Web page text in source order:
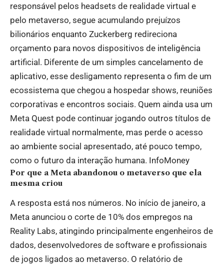
responsável pelos headsets de realidade virtual e
pelo metaverso, segue acumulando prejuízos
bilionários enquanto Zuckerberg redireciona
orçamento para novos dispositivos de inteligência
artificial. Diferente de um simples cancelamento de
aplicativo, esse desligamento representa o fim de um
ecossistema que chegou a hospedar shows, reuniões
corporativas e encontros sociais. Quem ainda usa um
Meta Quest pode continuar jogando outros títulos de
realidade virtual normalmente, mas perde o acesso
ao ambiente social apresentado, até pouco tempo,
como o futuro da interação humana. InfoMoney
Por que a Meta abandonou o metaverso que ela
mesma criou
A resposta está nos números. No início de janeiro, a
Meta anunciou o corte de 10% dos empregos na
Reality Labs, atingindo principalmente engenheiros de
dados, desenvolvedores de software e profissionais
de jogos ligados ao metaverso. O relatório de